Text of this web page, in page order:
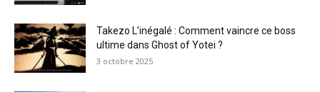
Takezo L’inégalé : Comment vaincre ce boss
ultime dans Ghost of Yotei ?
3 octobre 2025